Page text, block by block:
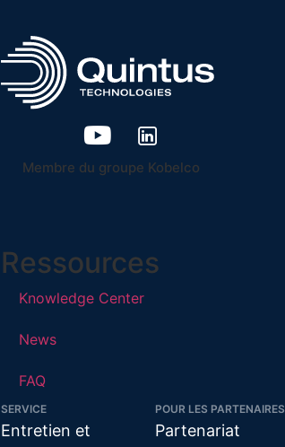
Membre du groupe Kobelco
Ressources
Knowledge Center
News
FAQ
SERVICE
Entretien et
POUR LES PARTENAIRES
Partenariat